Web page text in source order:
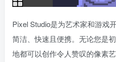
Pixel Studio是为艺术家和游戏
简洁、快速且便携。无论您是
地都可以创作令人赞叹的像素